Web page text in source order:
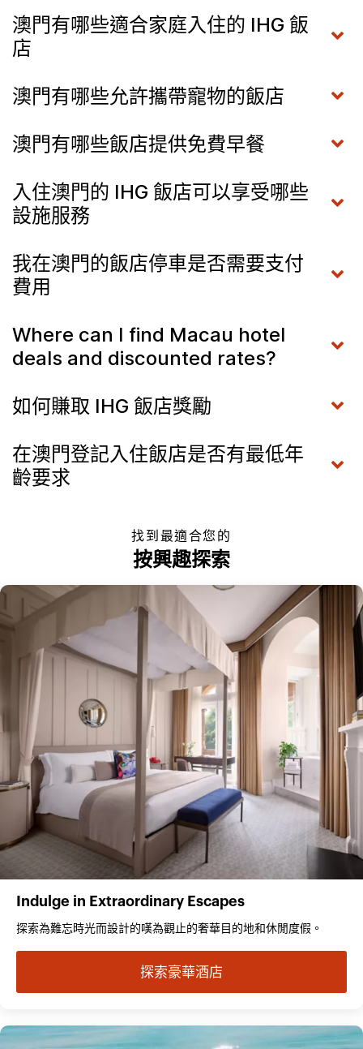
澳門有哪些適合家庭入住的 IHG 飯
店
澳門有哪些允許攜帶寵物的飯店
澳門有哪些飯店提供免費早餐
入住澳門的 IHG 飯店可以享受哪些
設施服務
我在澳門的飯店停車是否需要支付
費用
Where can I find Macau hotel
deals and discounted rates?
如何賺取 IHG 飯店獎勵
在澳門登記入住飯店是否有最低年
齡要求
找到最適合您的
按興趣探索
Indulge in Extraordinary Escapes
探索為難忘時光而設計的嘆為觀止的奢華目的地和休閒度假。
探索豪華酒店